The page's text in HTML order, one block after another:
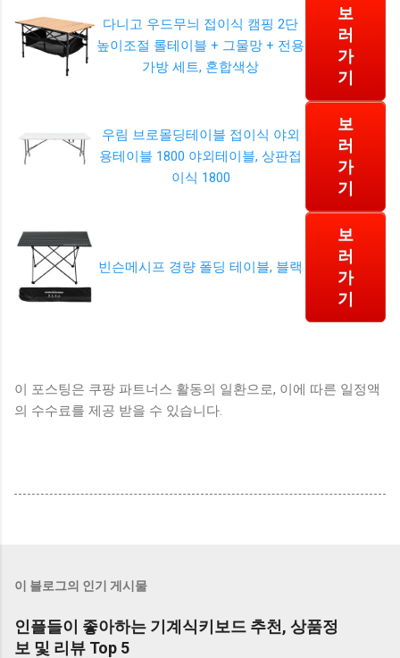
다니고 우드무늬 접이식 캠핑 2단
높이조절 롤테이블 + 그물망 + 전용
가방 세트, 혼합색상
보
러
가
기
우림 브로몰딩테이블 접이식 야외
용테이블 1800 야외테이블, 상판접
이식 1800
보
러
가
기
빈슨메시프 경량 폴딩 테이블, 블랙
보
러
가
기
이 포스팅은 쿠팡 파트너스 활동의 일환으로, 이에 따른 일정액
의 수수료를 제공 받을 수 있습니다.
이 블로그의 인기 게시물
인플들이 좋아하는 기계식키보드 추천, 상품정
보 및 리뷰 Top 5